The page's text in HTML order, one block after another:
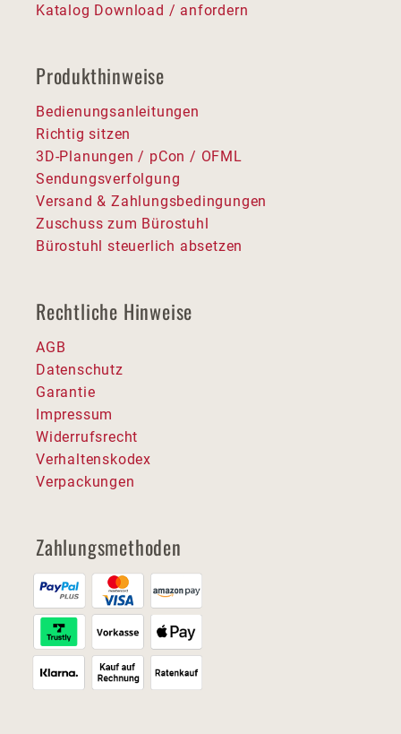
Katalog Download / anfordern
Produkthinweise
Bedienungsanleitungen
Richtig sitzen
3D-Planungen / pCon / OFML
Sendungsverfolgung
Versand & Zahlungsbedingungen
Zuschuss zum Bürostuhl
Bürostuhl steuerlich absetzen
Rechtliche Hinweise
AGB
Datenschutz
Garantie
Impressum
Widerrufsrecht
Verhaltenskodex
Verpackungen
Zahlungsmethoden